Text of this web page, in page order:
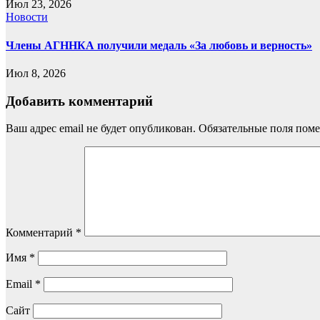
Июл 23, 2026
Новости
Члены АГННКА получили медаль «За любовь и верность»
Июл 8, 2026
Добавить комментарий
Ваш адрес email не будет опубликован. Обязательные поля
Комментарий *
Имя *
Email *
Сайт